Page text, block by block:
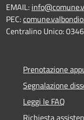
EMAIL:
PEC:
Centralino Unico:
Prenotazione
Segnalazione
Leggi le FAQ
Richiesta